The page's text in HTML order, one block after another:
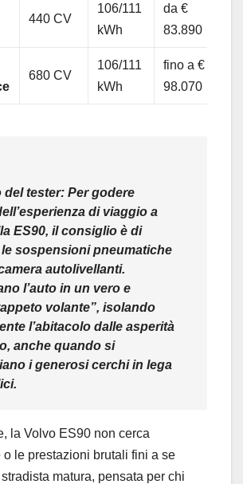
440 CV
106/111
kWh
da €
83.890
680 CV
106/111
kWh
fino a €
98.070
del tester: Per godere
di viaggio a
ES90, il consiglio è di
sospensioni pneumatiche
autolivellanti.
l’auto in un vero e
volante”, isolando
l’abitacolo dalle asperità
anche quando si
i generosi cerchi in lega
la Volvo ES90 non cerca
o le prestazioni brutali fini a se
matura, pensata per chi